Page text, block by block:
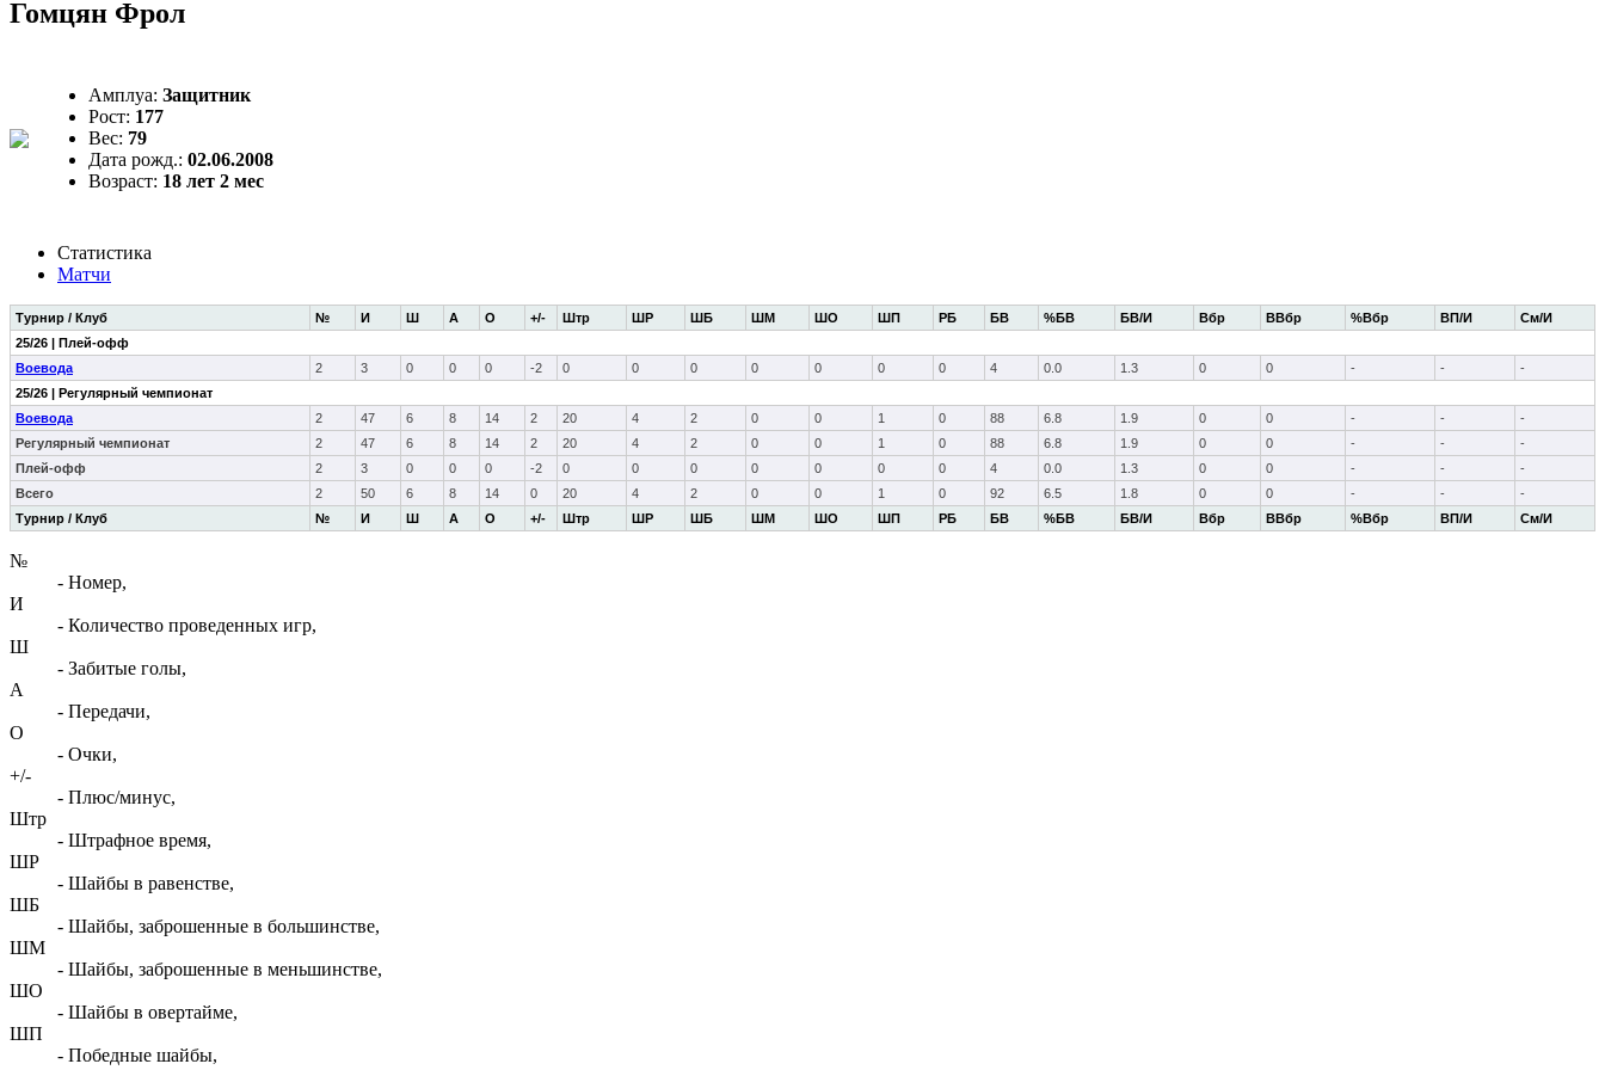
Гомцян Фрол
Амплуа: Защитник
Рост: 177
Вес: 79
Дата рожд.: 02.06.2008
Возраст: 18 лет 2 мес
Статистика
Матчи
Турнир / Клуб № И Ш А О +/- Штр ШР ШБ ШМ ШО ШП РБ БВ %БВ БВ/И Вбр ВВбр %Вбр ВП/И См/И
Турнир / Клуб № И Ш А О +/- Штр ШР ШБ ШМ ШО ШП РБ БВ %БВ БВ/И Вбр ВВбр %Вбр ВП/И См/И
25/26 | Плей-офф
Воевода
2 3 0 0 0 -2 0 0 0 0 0 0 0 4 0.0 1.3 0 0 - -
-
25/26 | Регулярный чемпионат
Воевода
2 47 6 8 14 2 20 4 2 0 0 1 0 88 6.8 1.9 0 0 - -
-
Регулярный чемпионат
2 47 6 8 14 2 20 4 2 0 0 1 0 88 6.8 1.9 0 0 - -
-
Плей-офф
2 3 0 0 0 -2 0 0 0 0 0 0 0 4 0.0 1.3 0 0 - -
-
Всего
2 50 6 8 14 0 20 4 2 0 0 1 0 92 6.5 1.8 0 0 - - -
№
- Номер,
И
- Количество проведенных игр,
Ш
- Забитые голы,
А
- Передачи,
О
- Очки,
+/-
- Плюс/минус,
Штр
- Штрафное время,
ШР
- Шайбы в равенстве,
ШБ
- Шайбы, заброшенные в большинстве,
ШМ
- Шайбы, заброшенные в меньшинстве,
ШО
- Шайбы в овертайме,
ШП
- Победные шайбы,